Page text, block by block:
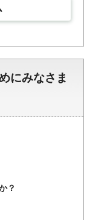
にみなさま
？